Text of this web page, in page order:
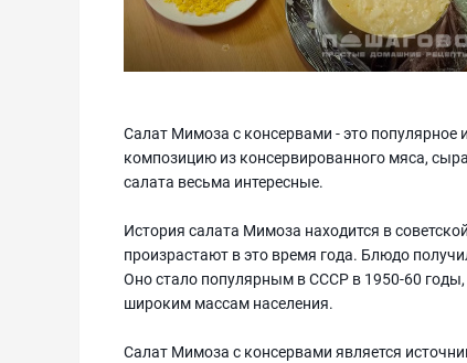
Салат Мимоза с консервами - это популярное
композицию из консервированного мяса,
салата весьма интересные.
История салата Мимоза находится в
произрастают в это время года. Блюдо
Оно стало популярным в СССР в 1950-60
широким массам населения.
Салат Мимоза с консервами является